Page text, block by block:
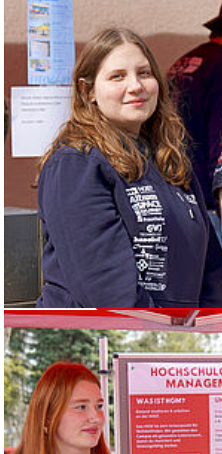
Ge­sund­heit